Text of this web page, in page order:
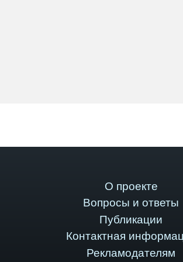
О проекте
Вопросы и ответы
Публикации
Контактная
Рекламодателям